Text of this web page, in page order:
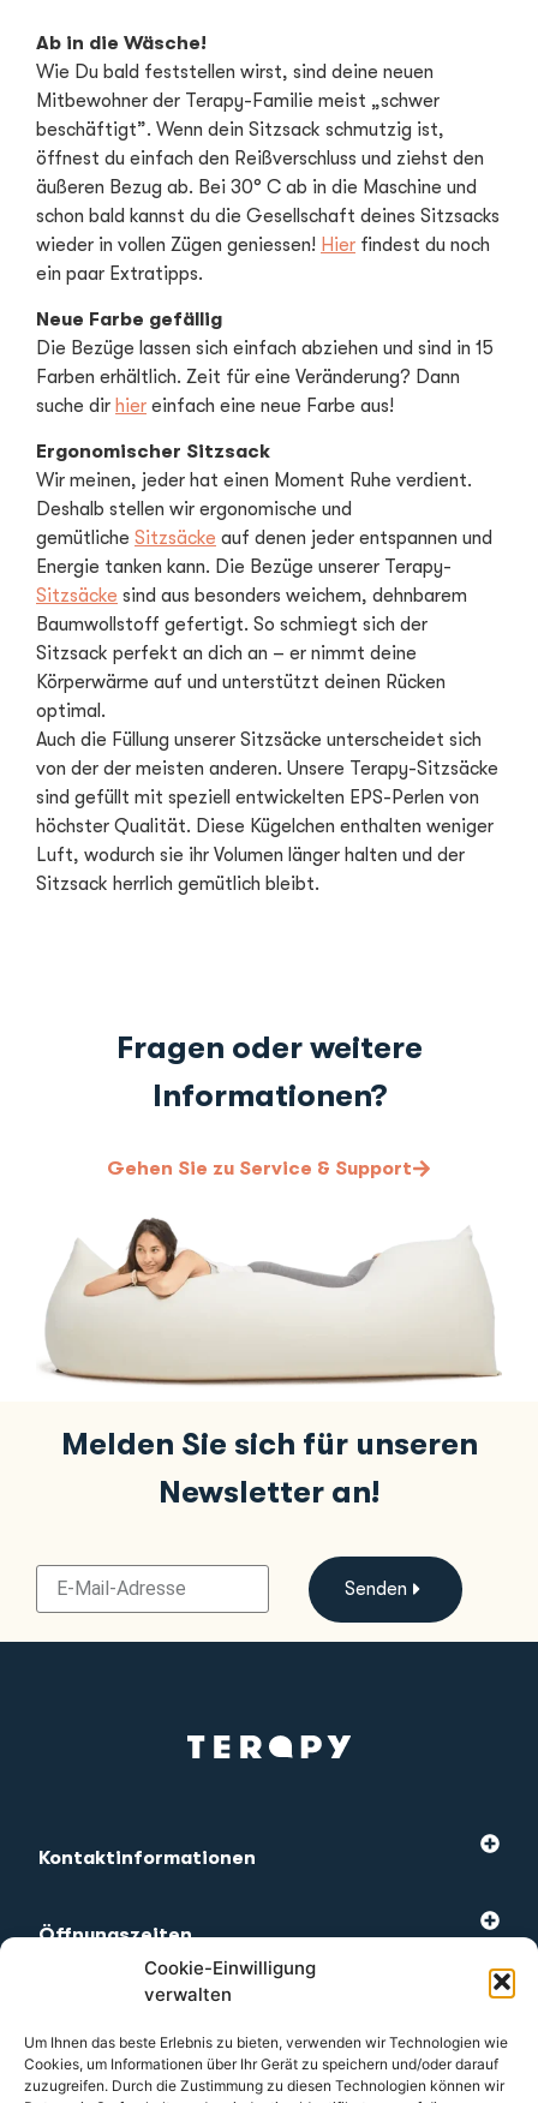
Cookie-Einwilligung
verwalten
Um Ihnen das beste Erlebnis zu bieten, verwenden wir Technologien wie
Cookies, um Informationen über Ihr Gerät zu speichern und/oder darauf
zuzugreifen. Durch die Zustimmung zu diesen Technologien können wir
Ab in die Wäsche!
Wie Du bald feststellen wirst, sind deine neuen
Mitbewohner der Terapy-Familie meist „schwer
beschäftigt”. Wenn dein Sitzsack schmutzig ist,
öffnest du einfach den Reißverschluss und ziehst den
äußeren Bezug ab. Bei 30° C ab in die Maschine und
schon bald kannst du die Gesellschaft deines Sitzsacks
wieder in vollen Zügen geniessen! Hier findest du noch
ein paar Extratipps.
Neue Farbe gefällig
Die Bezüge lassen sich einfach abziehen und sind in 15
Farben erhältlich. Zeit für eine Veränderung? Dann
suche dir hier einfach eine neue Farbe aus!
Ergonomischer Sitzsack
Wir meinen, jeder hat einen Moment Ruhe verdient.
Deshalb stellen wir ergonomische und
gemütliche Sitzsäcke auf denen jeder entspannen und
Energie tanken kann. Die Bezüge unserer Terapy-
Sitzsäcke sind aus besonders weichem, dehnbarem
Baumwollstoff gefertigt. So schmiegt sich der
Sitzsack perfekt an dich an – er nimmt deine
Körperwärme auf und unterstützt deinen Rücken
optimal.
Auch die Füllung unserer Sitzsäcke unterscheidet sich
von der der meisten anderen. Unsere Terapy-Sitzsäcke
sind gefüllt mit speziell entwickelten EPS-Perlen von
höchster Qualität. Diese Kügelchen enthalten weniger
Luft, wodurch sie ihr Volumen länger halten und der
Sitzsack herrlich gemütlich bleibt.
Fragen oder weitere
Informationen?
Gehen Sie zu Service & Support
Melden Sie sich für unseren
Newsletter an!
Senden
Kontaktinformationen
Öffnungszeiten
Kundendienst